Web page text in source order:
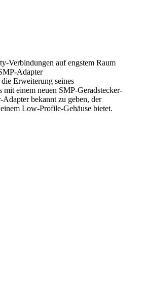
Verbindungen auf engstem Raum
Adapter
Erweiterung seines
einem neuen SMP-Geradstecker-
bekannt zu geben, der
Low-Profile-Gehäuse bietet.